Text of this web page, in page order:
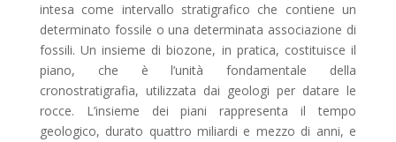
intesa come intervallo stratigrafico che contiene un
determinato fossile o una determinata associazione di
fossili. Un insieme di biozone, in pratica, costituisce il
piano, che è l’unità fondamentale della
cronostratigrafia, utilizzata dai geologi per datare le
rocce. L’insieme dei piani rappresenta il tempo
geologico, durato quattro miliardi e mezzo di anni, e